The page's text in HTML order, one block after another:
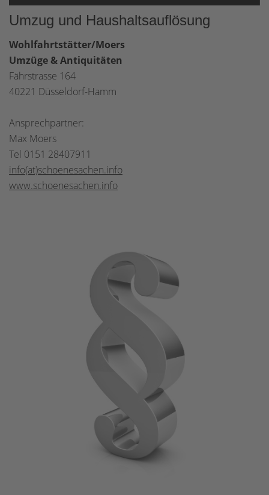
Umzug und Haushaltsauflösung
Wohlfahrtstätter/Moers
Umzüge & Antiquitäten
Fährstrasse 164
40221 Düsseldorf-Hamm
Ansprechpartner:
Max Moers
Tel 0151 28407911
info(at)schoenesachen.info
www.schoenesachen.info